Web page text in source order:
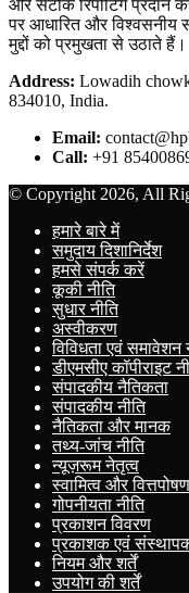
और सटीक रिपोर्टिंग प्रदान
पर आधारित और विश्वसनीय
मुद्दों को प्रमुखता से उठाते हैं।
Address: Lowadih
834010, India.
Email:
Call: +91
© Copyright 2026, All
हमारे बारे में
समुदाय दिशानिर्देश
हमसे संपर्क करें
कूकी नीति
सुधार नीति
अस्वीकरण
विविधता एवं समावेशन
डीएमसीए कॉपीराइट
संपादकीय नैतिकता
संपादकीय नीति
नैतिकता और मानक
तथ्य-जांच नीति
न्यूज़रूम नेतृत्व
स्वामित्व और
गोपनीयता नीति
प्रकाशन विवरण
प्रकाशक एवं
नियम और शर्तें
उपयोग की शर्तें